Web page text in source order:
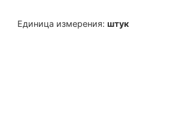
Единица измерения: штук